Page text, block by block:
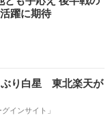
躍に期待
ぶり白星 東北楽天が
インサイト」